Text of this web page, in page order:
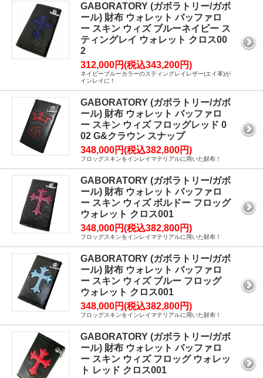
GABORATORY (ガボラトリー/ガボ
ール) 財布 ウォレット バッファロ
ー スキン ウィズ ブルーネイビー ス
ティングレイ ウォレット クロス00
2
312,000円(税込343,200円)
ネイビーブルーカラーのスティングレイレザー(エイ革)が
インレイに！
GABORATORY (ガボラトリー/ガボ
ール) 財布 ウォレット バッファロ
ー スキン ウィズ フロッグレッド 0
02 G&クラウン スナップ
348,000円(税込382,800円)
フロッグスキンをインレイマテリアルに用いた財布！
GABORATORY (ガボラトリー/ガボ
ール) 財布 ウォレット バッファロ
ー スキン ウィズ ボルドー フロッグ
ウォレット クロス001
348,000円(税込382,800円)
フロッグスキンをインレイマテリアルに用いた財布！
GABORATORY (ガボラトリー/ガボ
ール) 財布 ウォレット バッファロ
ー スキン ウィズ ブルー フロッグ
ウォレット クロス001
348,000円(税込382,800円)
フロッグスキンをインレイマテリアルに用いた財布！
GABORATORY (ガボラトリー/ガボ
ール) 財布 ウォレット バッファロ
ー スキン ウィズ フロッグ ウォレッ
ト レッド クロス001